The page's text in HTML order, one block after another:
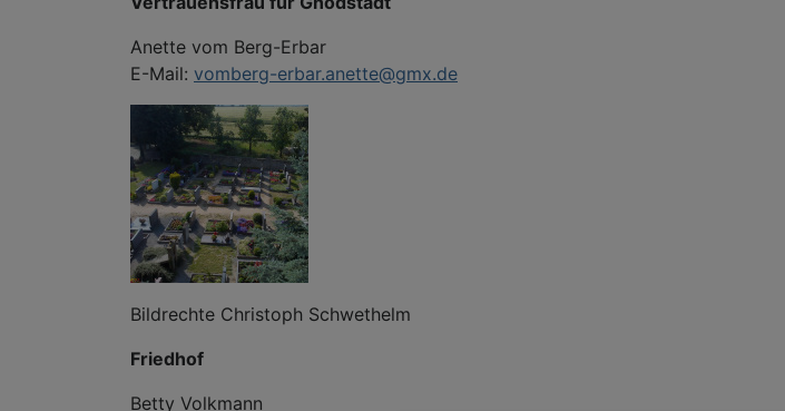
Anette vom Berg-Erbar
E-Mail: vomberg-erbar.anette@gmx.de
Bildrechte Christoph Schwethelm
Friedhof
Betty Volkmann